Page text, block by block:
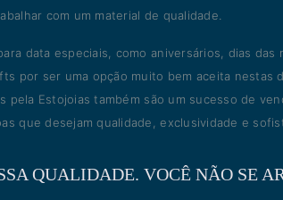
com um material de qualidade.
data especiais, como aniversários, dias das
por ser uma opção muito bem aceita nestas
Estojoias também são um sucesso de
que desejam qualidade, exclusividade e
QUALIDADE. VOCÊ NÃO SE